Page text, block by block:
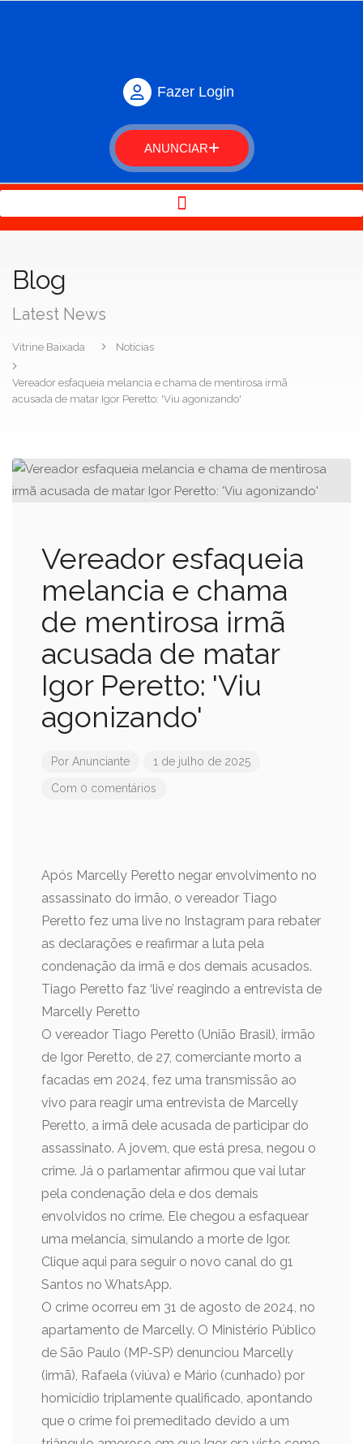
Fazer Login
ANUNCIAR
Blog
Latest News
Vitrine Baixada Notícias
Vereador esfaqueia melancia e chama de mentirosa irmã
acusada de matar Igor Peretto: 'Viu agonizando'
Vereador esfaqueia
melancia e chama
de mentirosa irmã
acusada de matar
Igor Peretto: 'Viu
agonizando'
Por Anunciante 1 de julho de 2025
Com 0 comentários
Após Marcelly Peretto negar envolvimento no
assassinato do irmão, o vereador Tiago
Peretto fez uma live no Instagram para rebater
as declarações e reafirmar a luta pela
condenação da irmã e dos demais acusados.
Tiago Peretto faz ‘live’ reagindo a entrevista de
Marcelly Peretto
O vereador Tiago Peretto (União Brasil), irmão
de Igor Peretto, de 27, comerciante morto a
facadas em 2024, fez uma transmissão ao
vivo para reagir uma entrevista de Marcelly
Peretto, a irmã dele acusada de participar do
assassinato. A jovem, que está presa, negou o
crime. Já o parlamentar afirmou que vai lutar
pela condenação dela e dos demais
envolvidos no crime. Ele chegou a esfaquear
uma melancia, simulando a morte de Igor.
Clique aqui para seguir o novo canal do g1
Santos no WhatsApp.
O crime ocorreu em 31 de agosto de 2024, no
apartamento de Marcelly. O Ministério Público
de São Paulo (MP-SP) denunciou Marcelly
(irmã), Rafaela (viúva) e Mário (cunhado) por
homicídio triplamente qualificado, apontando
que o crime foi premeditado devido a um